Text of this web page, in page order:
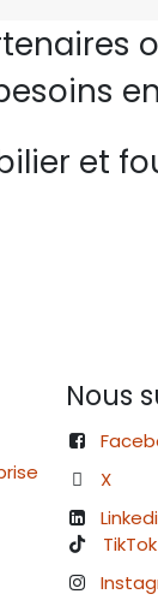
et
Nous
X
TikTok